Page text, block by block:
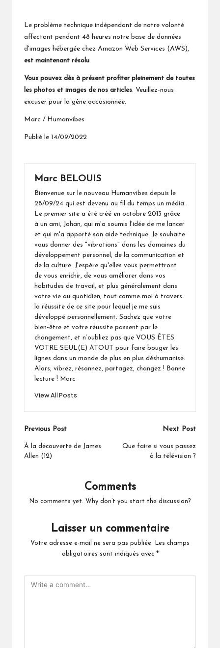
Le problème technique indépendant de notre volonté
affectant pendant 48 heures notre base de données
d'images hébergée chez Amazon Web Services (AWS),
est maintenant résolu.
Vous pouvez dès à présent profiter pleinement de toutes
les photos et images de nos articles. Veuillez-nous
excuser pour la gêne occasionnée.
Marc / Humanvibes
Publié le 14/09/2022
Marc BELOUIS
Bienvenue sur le nouveau Humanvibes depuis le
28/09/24 qui est devenu au fil du temps un média.
Le premier site a été créé en octobre 2013 grâce
à un ami, Johan, qui m'a soumis l'idée de me lancer
et qui m'a apporté son aide technique. Je souhaite
vous donner des "vibrations" dans les domaines du
développement personnel, de la communication et
de la culture. J'espère qu'elles vous permettront
de vous enrichir, de vous améliorer dans vos
habitudes de travail, et plus généralement dans
votre vie au quotidien, tout comme moi à travers
la réussite de ce site pour lequel je me suis
développé personnellement. Sachez que votre
bien-être et votre réussite passent par le
changement, et n’oubliez pas que VOUS ÊTES
VOTRE SEUL(E) ATOUT pour faire bouger les
lignes dans un monde de plus en plus déshumanisé.
Alors, vibrez, résonnez, partagez, changez ! Bonne
lecture ! Marc
View All Posts
Post
navigation
Previous Post
À la découverte de James
Allen (12)
Next Post
Que faire si vous passez
à la télévision ?
Comments
No comments yet. Why don’t you start the discussion?
Laisser un commentaire
Votre adresse e-mail ne sera pas publiée.
Les champs
obligatoires sont indiqués avec *